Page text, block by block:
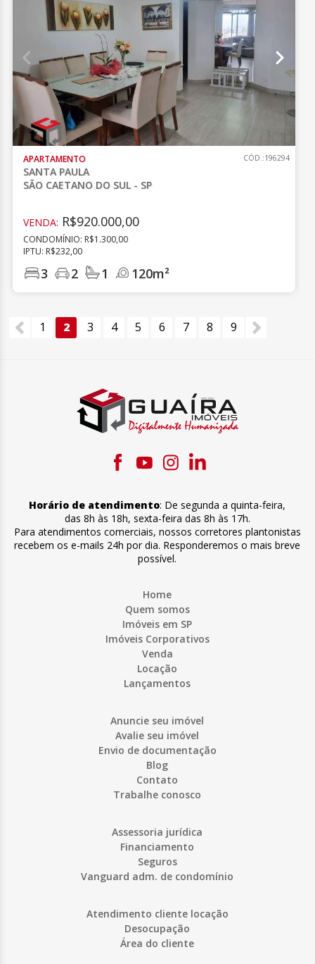
APARTAMENTO
SANTA PAULA
SÃO CAETANO DO SUL - SP
CÓD.:196294
VENDA: R$920.000,00
CONDOMÍNIO: R$1.300,00
IPTU: R$232,00
3 2 1 120m²
1 2 3 4 5 6 7 8 9
Horário de atendimento: De segunda a quinta-feira,
das 8h às 18h, sexta-feira das 8h às 17h.
Para atendimentos comerciais, nossos corretores plantonistas
recebem os e-mails 24h por dia. Responderemos o mais breve
possível.
Home
Quem somos
Imóveis em SP
Imóveis Corporativos
Venda
Locação
Lançamentos
Anuncie seu imóvel
Avalie seu imóvel
Envio de documentação
Blog
Contato
Trabalhe conosco
Assessoria jurídica
Financiamento
Seguros
Vanguard adm. de condomínio
Atendimento cliente locação
Desocupação
Área do cliente